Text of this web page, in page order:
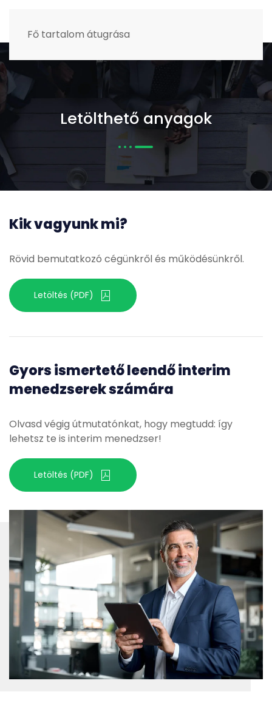
Fő tartalom átugrása
Letölthető anyagok
Kik vagyunk mi?
Rövid bemutatkozó cégünkről és működésünkről.
Letöltés (PDF)
Gyors ismertető leendő interim
menedzserek számára
Olvasd végig útmutatónkat, hogy megtudd: így
lehetsz te is interim menedzser!
Letöltés (PDF)